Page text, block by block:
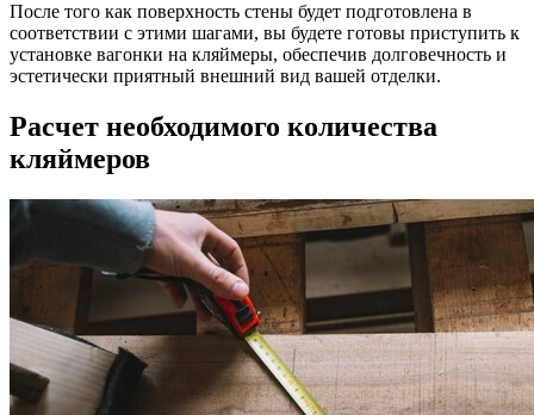
После того как поверхность стены будет подготовлена в
соответствии с этими шагами, вы будете готовы приступить к
установке вагонки на кляймеры, обеспечив долговечность и
эстетически приятный внешний вид вашей отделки.
Расчет необходимого количества
кляймеров